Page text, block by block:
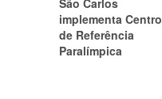
implementa Centro
de Referência
Paralímpica